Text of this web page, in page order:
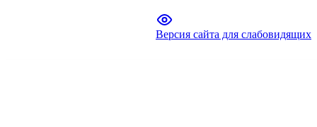
Версия сайта для слабовидящих